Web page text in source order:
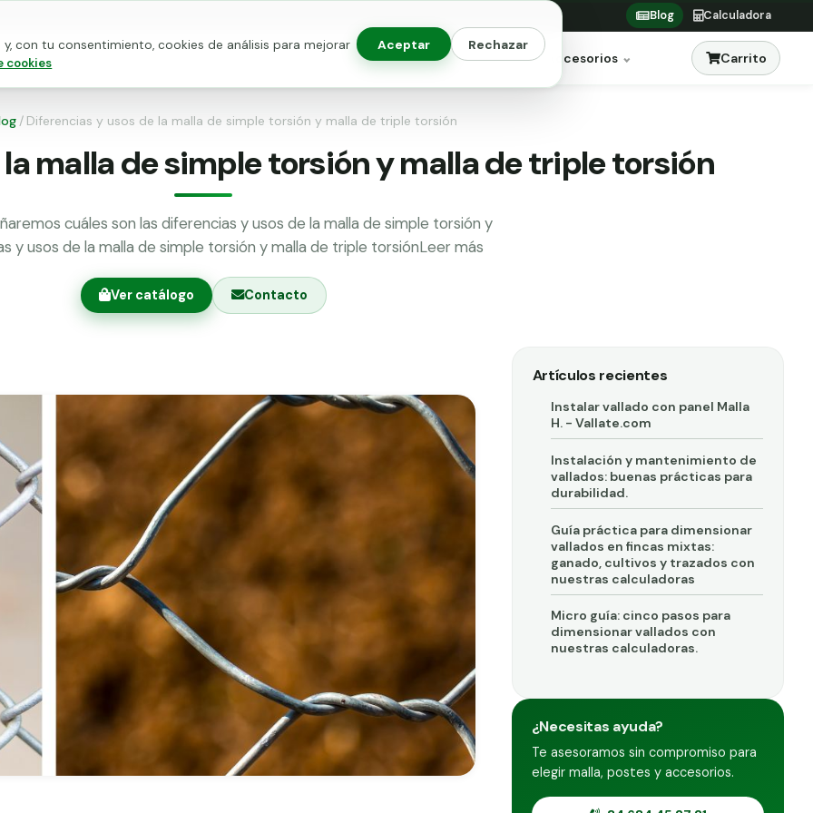
con tu consentimiento, cookies de análisis para mejorar
cookies
Aceptar Rechazar
Blog Calculadora
para vallado Alambres Jardinería Accesorios Carrito
/ Diferencias y usos de la malla de simple torsión y malla de triple torsión
malla de simple torsión y malla de triple torsión
cuáles son las diferencias y usos de la malla de simple torsión y
y usos de la malla de simple torsión y malla de triple torsiónLeer más
Ver catálogo Contacto
Artículos recientes
Instalar vallado con panel Malla
H. - Vallate.com
Instalación y mantenimiento de
vallados: buenas prácticas para
durabilidad.
Guía práctica para dimensionar
vallados en fincas mixtas:
ganado, cultivos y trazados con
nuestras calculadoras
Micro guía: cinco pasos para
dimensionar vallados con
nuestras calculadoras.
¿Necesitas ayuda?
Te asesoramos sin compromiso para
elegir malla, postes y accesorios.